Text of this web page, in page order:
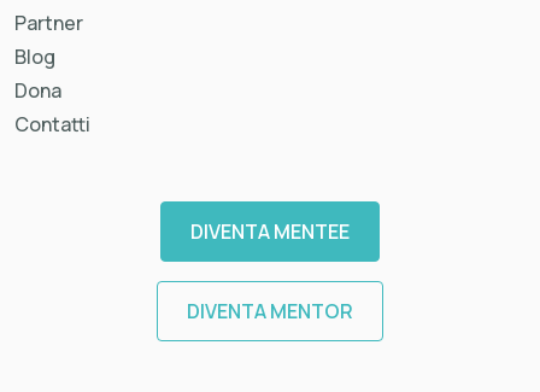
Partner
Blog
Dona
Contatti
DIVENTA MENTEE
DIVENTA MENTOR